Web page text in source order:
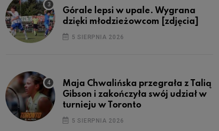
Górale lepsi w upale. Wygrana
dzięki młodzieżowcom [zdjęcia]
5 SIERPNIA 2026
Maja Chwalińska przegrała z Talią
Gibson i zakończyła swój udział w
turnieju w Toronto
5 SIERPNIA 2026